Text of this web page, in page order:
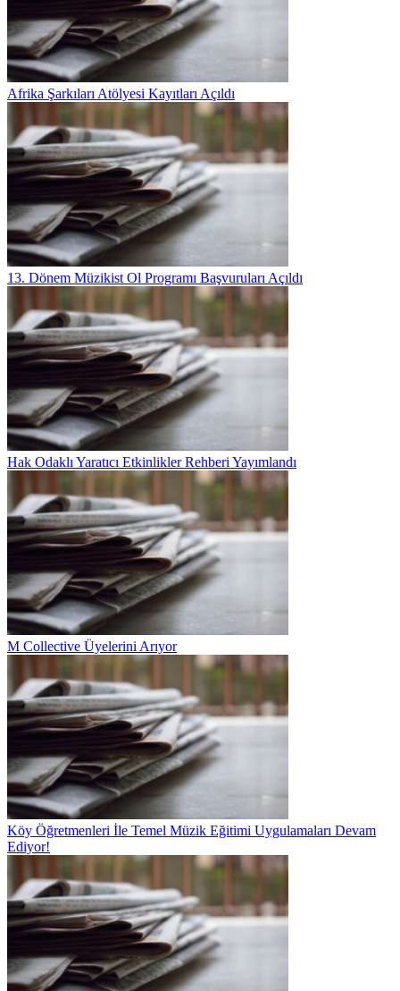
Afrika Şarkıları Atölyesi Kayıtları Açıldı
13. Dönem Müzikist Ol Programı Başvuruları Açıldı
Hak Odaklı Yaratıcı Etkinlikler Rehberi Yayımlandı
M Collective Üyelerini Arıyor
Köy Öğretmenleri İle Temel Müzik Eğitimi Uygulamaları Devam
Ediyor!